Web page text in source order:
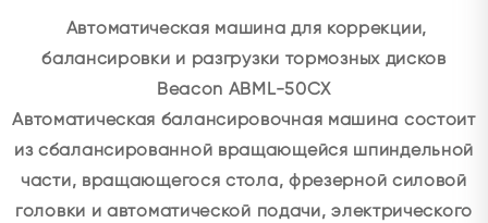
Автоматическая машина для коррекции,
балансировки и разгрузки тормозных дисков
Beacon ABML-50CX
Автоматическая балансировочная машина состоит
из сбалансированной вращающейся шпиндельной
части, вращающегося стола, фрезерной силовой
головки и автоматической подачи, электрического